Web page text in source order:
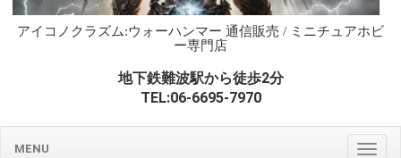
アイコノクラズム:ウォーハンマー 通信販売 / ミニチュアホビ
ー専門店
地下鉄難波駅から徒歩2分
TEL:06-6695-7970
MENU